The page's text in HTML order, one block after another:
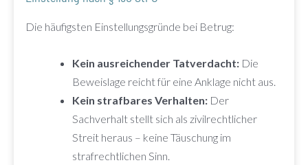
Die häufigsten Einstellungsgründe bei Betrug:
Kein ausreichender Tatverdacht: Die
Beweislage reicht für eine Anklage nicht aus.
Kein strafbares Verhalten: Der
Sachverhalt stellt sich als zivilrechtlicher
Streit heraus – keine Täuschung im
strafrechtlichen Sinn.